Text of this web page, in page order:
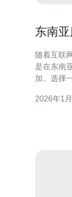
东南
随着互联
是在东南
加。选择
您提供东
2026年1